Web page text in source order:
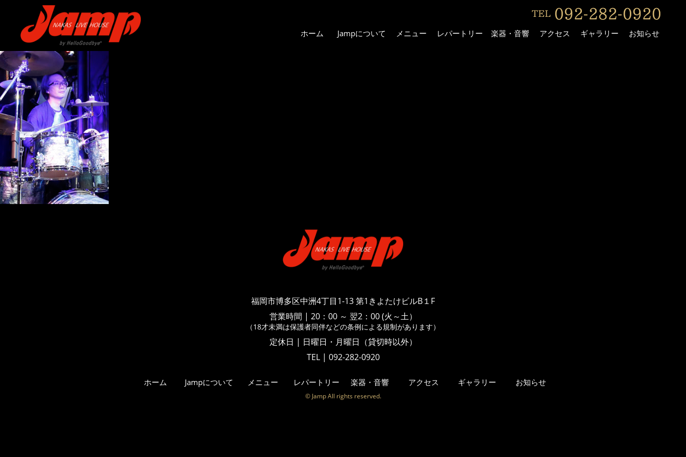
ホーム Jampについて メニュー レパートリー 楽器・音響 アクセス ギャラリー お知らせ
福岡市博多区中洲4丁目1-13第1きよたけビルB１F
営業時間 | 20：00 ～ 翌2：00 (火～土）
（18才未満は保護者同伴などの条例による規制があります）
定休日 | 日曜日・月曜日（貸切時以外）
TEL | 092-282-0920
ホーム Jampについて メニュー レパートリー 楽器・音響 アクセス ギャラリー お知らせ
© Jamp All rights reserved.